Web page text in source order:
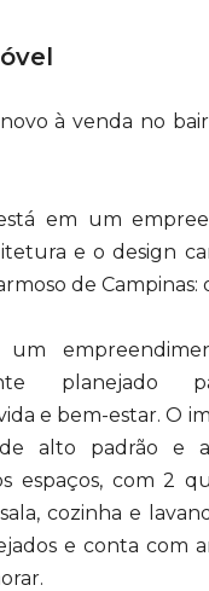
à venda no
em um
e o design
de Campinas:
planejado
e bem-estar. O
alto padrão e
espaços, com 2
cozinha e
e conta com